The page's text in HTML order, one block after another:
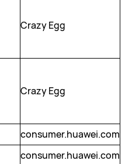
Crazy Egg
Crazy Egg
consumer.huawei.com
consumer.huawei.com